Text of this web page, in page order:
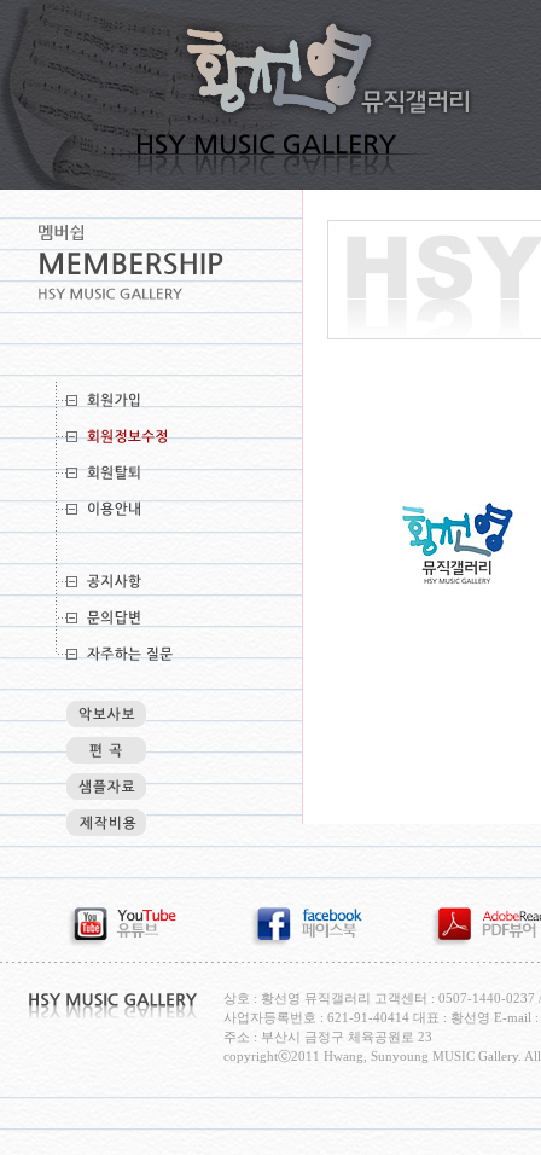
상호 : 황선영 뮤직갤러리 고객센터 : 0507-1440-0237
사업자등록번호 : 621-91-40414 대표 : 황선영 E-mail :
주소 : 부산시 금정구 체육공원로 23
copyrightⓒ2011 Hwang, Sunyoung MUSIC Gallery. All